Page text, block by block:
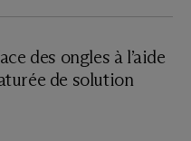
des ongles à l’aide
de solution